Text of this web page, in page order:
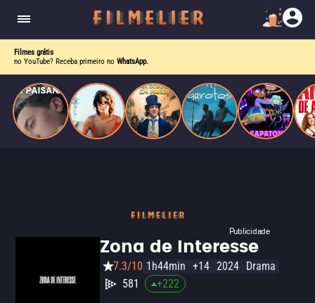
Filmes grátis
no YouTube? Receba primeiro no WhatsApp.
Publicidade
Zona de Interesse
7.3/10 1h44min +14 2024 Drama
581
+222
quando se apaixona por um de seus alvos.